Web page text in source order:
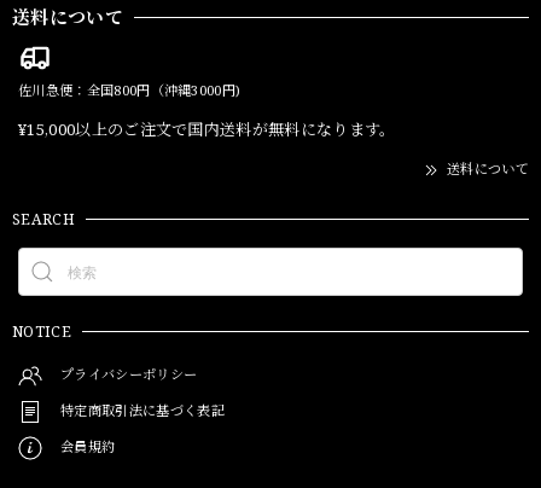
送料について
佐川急便：全国800円（沖縄3000円)
¥15,000以上のご注文で国内送料が無料になります。
送料について
SEARCH
NOTICE
プライバシーポリシー
特定商取引法に基づく表記
会員規約